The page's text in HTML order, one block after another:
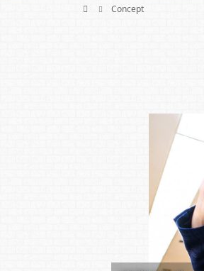
Concept